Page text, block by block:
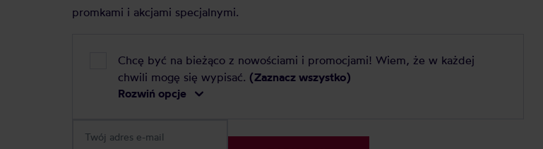
promkami i akcjami specjalnymi.
Chcę być na bieżąco z nowościami i promocjami! Wiem, że w każdej
chwili mogę się wypisać. (Zaznacz wszystko)
Rozwiń opcje